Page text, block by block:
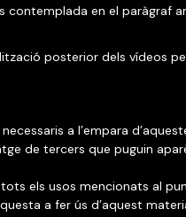
en el paràgraf
posterior dels vídeos
a l’empara
de tercers que puguin
els usos mencionats al
a fer ús d’aquest